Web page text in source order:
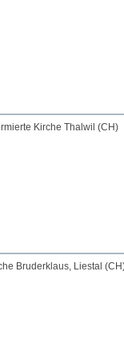
Kirche Thalwil (CH)
Bruderklaus, Liestal